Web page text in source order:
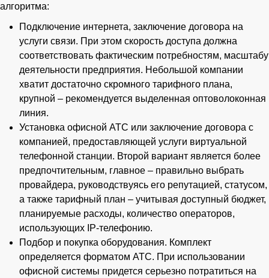
алгоритма:
Подключение интернета, заключение договора на
услуги связи. При этом скорость доступа должна
соответствовать фактическим потребностям, масштабу
деятельности предприятия. Небольшой компании
хватит достаточно скромного тарифного плана,
крупной – рекомендуется выделенная оптоволоконная
линия.
Установка офисной АТС или заключение договора с
компанией, предоставляющей услуги виртуальной
телефонной станции. Второй вариант является более
предпочтительным, главное – правильно выбрать
провайдера, руководствуясь его репутацией, статусом,
а также тарифный план – учитывая доступный бюджет,
планируемые расходы, количество операторов,
использующих IP-телефонию.
Подбор и покупка оборудования. Комплект
определяется форматом АТС. При использовании
офисной системы придется серьезно потратиться на